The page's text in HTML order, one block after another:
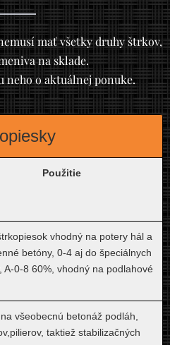
mať všetky druhy štrkov,
na sklade.
neho o aktuálnej ponuke.
Použitie
vhodný na potery hál a
betóny, 0-4 aj do špeciálnych
A-0-8 60%, vhodný na podlahové
všeobecnú betonáž podláh,
taktiež stabilizačných